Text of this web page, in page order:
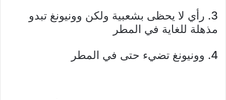
3. رأي لا يحظى بشعبية ولكن وونيونغ تبدو
مذهلة للغاية في المطر
4. وونيونغ تضيء حتى في المطر